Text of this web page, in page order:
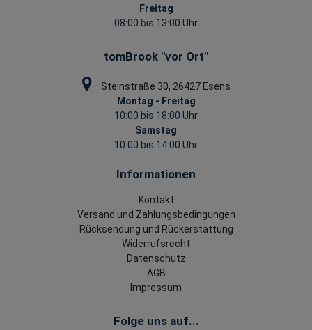
Freitag
08:00 bis 13:00 Uhr
tomBrook "vor Ort"
Steinstraße 30, 26427 Esens
Montag - Freitag
10:00 bis 18:00 Uhr
Samstag
10:00 bis 14:00 Uhr
Informationen
Kontakt
Versand und Zahlungsbedingungen
Rücksendung und Rückerstattung
Widerrufsrecht
Datenschutz
AGB
Impressum
Folge uns auf...